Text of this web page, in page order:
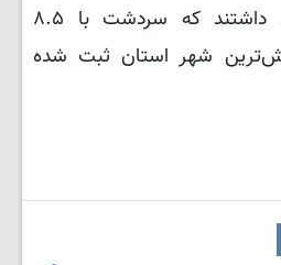
جنوبی استان بارندگی داشتند که سردشت با ۸.۵
شهر استان ثبت شده